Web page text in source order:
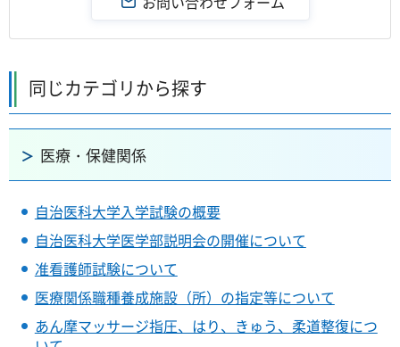
同じカテゴリから探す
医療・保健関係
自治医科大学入学試験の概要
自治医科大学医学部説明会の開催について
准看護師試験について
医療関係職種養成施設（所）の指定等について
あん摩マッサージ指圧、はり、きゅう、柔道整復につ